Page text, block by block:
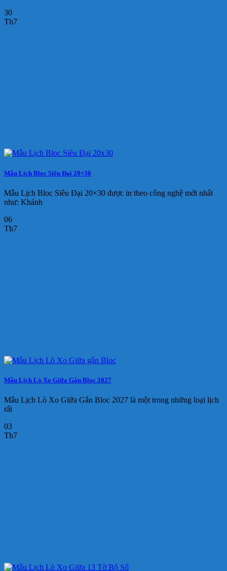
30
Th7
Mẫu Lịch Bloc Siêu Đại 20×30
Mẫu Lịch Bloc Siêu Đại 20×30 được in theo công nghệ mới nhất
như: Khánh
06
Th7
Mẫu Lịch Lò Xo Giữa Gắn Bloc 2027
Mẫu Lịch Lò Xo Giữa Gắn Bloc 2027 là một trong những loại lịch
rất
03
Th7